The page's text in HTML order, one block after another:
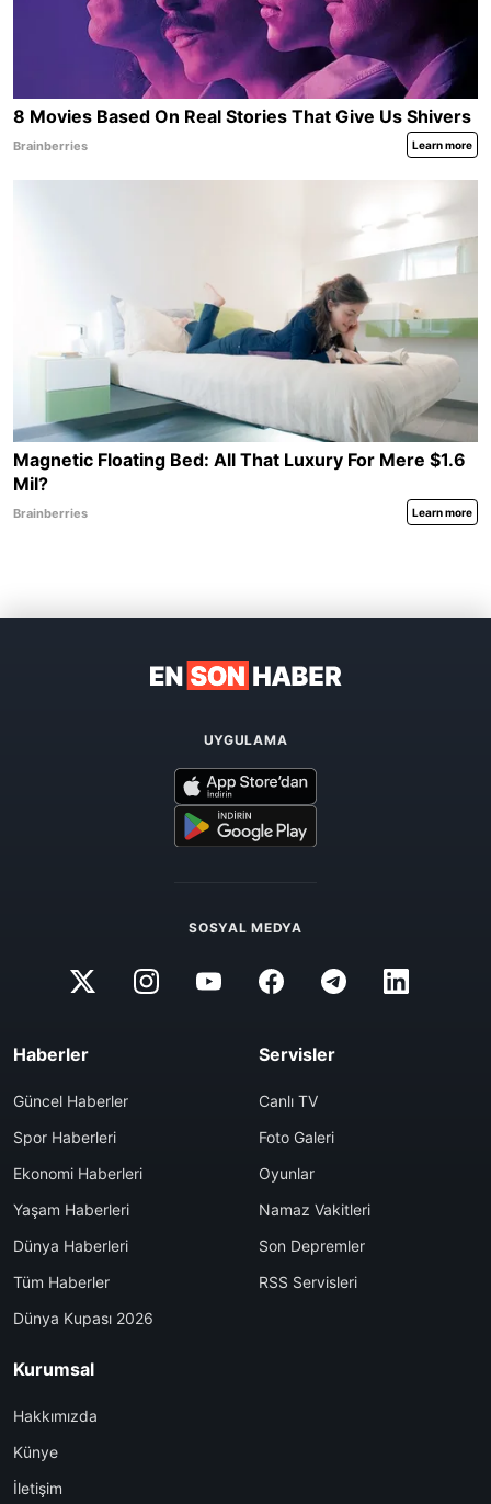
UYGULAMA
SOSYAL MEDYA
Haberler
Güncel Haberler
Spor Haberleri
Ekonomi Haberleri
Yaşam Haberleri
Dünya Haberleri
Tüm Haberler
Dünya Kupası 2026
Servisler
Canlı TV
Foto Galeri
Oyunlar
Namaz Vakitleri
Son Depremler
RSS Servisleri
Kurumsal
Hakkımızda
Künye
İletişim